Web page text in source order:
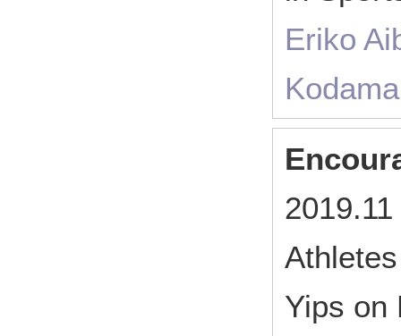
Eriko
Yips on